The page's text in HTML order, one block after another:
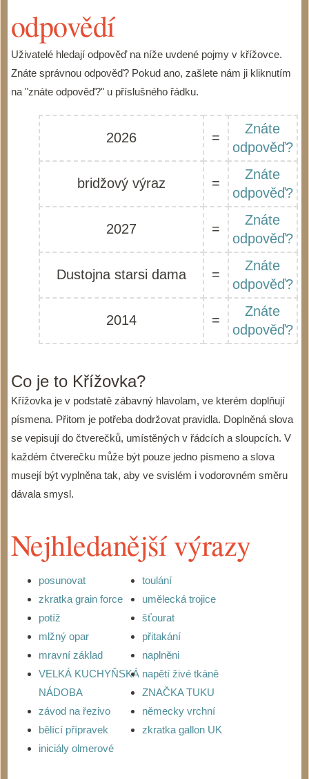
odpovědí
Uživatelé hledají odpověď na níže uvdené pojmy v křížovce.
Znáte správnou odpověď? Pokud ano, zašlete nám ji kliknutím
na "znáte odpověď?" u příslušného řádku.
2026 =
Znáte
odpověď?
bridžový výraz =
Znáte
odpověď?
2027 =
Znáte
odpověď?
Dustojna starsi dama =
Znáte
odpověď?
2014 =
Znáte
odpověď?
Co je to Křížovka?
Křížovka je v podstatě zábavný hlavolam, ve kterém doplňují
písmena. Přitom je potřeba dodržovat pravidla. Doplněná slova
se vepisují do čtverečků, umístěných v řádcích a sloupcích. V
každém čtverečku může být pouze jedno písmeno a slova
musejí být vyplněna tak, aby ve svislém i vodorovném směru
dávala smysl.
Nejhledanější výrazy
posunovat
toulání
zkratka grain force
umělecká trojice
potíž
šťourat
mlžný opar
přitakání
mravní základ
naplněni
VELKÁ KUCHYŇSKÁ
NÁDOBA
napětí živé tkáně
ZNAČKA TUKU
závod na řezivo
německy vrchní
bělící přípravek
zkratka gallon UK
iniciály olmerové